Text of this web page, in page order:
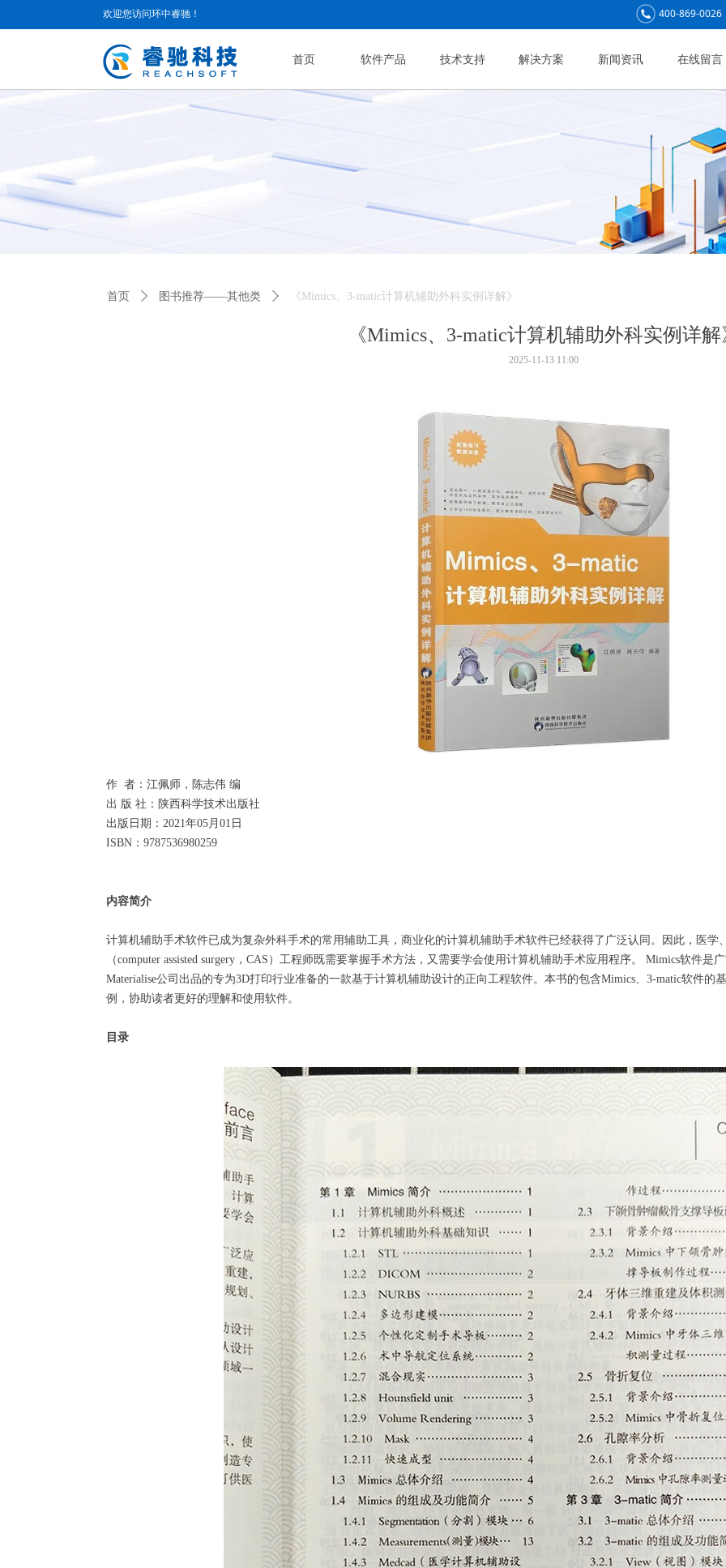
首页 软件产品 技术支持 解决方案 新闻资讯 在线留言
欢迎您访问环中睿驰！ 400-869-0026
《Mimics、3-matic计算机辅助外科实例详解
作 者：江佩师，陈志伟 编
出 版 社：陕西科学技术出版社
出版日期：2021年05月01日
ISBN：9787536980259
内容简介
计算机辅助手术软件已成为复杂外科手术的常用辅助工具，商业化的计算机辅助手术软件已经获得了广泛认同。因此，医
（computer assisted surgery，CAS）工程师既需要掌握手术方法，又需要学会使用计算机辅助手术应用程序。 Mimics软件
Materialise公司出品的专为3D打印行业准备的一款基于计算机辅助设计的正向工程软件。本书的包含Mimics、3-matic软件
例，协助读者更好的理解和使用软件。
目录
2025-11-13 11:00
首页 ꄲ 图书推荐——其他类 ꄲ 《Mimics、3-matic计算机辅助外科实例详解》